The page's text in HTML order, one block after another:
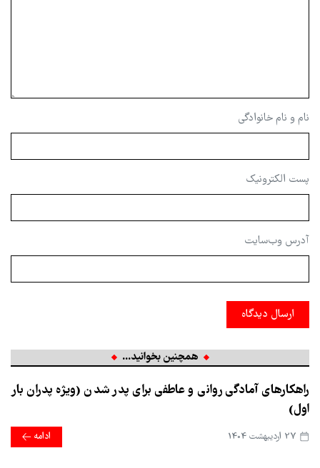
نام و نام خانوادگی
پست الکترونیک
آدرس وب‌سایت
ارسال دیدگاه
همچنین بخوانید...
راهکارهای آمادگی روانی و عاطفی برای پدر شدن (ویژه پدران بار
اول)
ادامه